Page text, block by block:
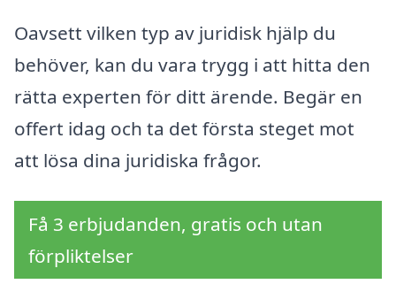
Oavsett vilken typ av juridisk hjälp du
behöver, kan du vara trygg i att hitta den
rätta experten för ditt ärende. Begär en
offert idag och ta det första steget mot
att lösa dina juridiska frågor.
Få 3 erbjudanden, gratis och utan
förpliktelser